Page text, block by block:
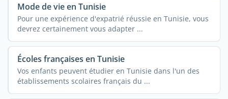
Mode de vie en Tunisie
Pour une expérience d'expatrié réussie en Tunisie, vous
devrez certainement vous adapter ...
Écoles françaises en Tunisie
Vos enfants peuvent étudier en Tunisie dans l'un des
établissements scolaires français du ...